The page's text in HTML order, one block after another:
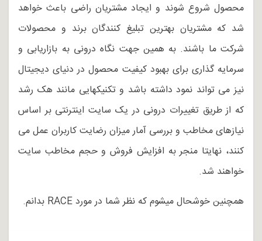
محصول شروع شوند و ایجاد مشتریان راضی باعث خواهد
شد که مشتریان بهترین تبلیغ کنندگان برند و محصولات
شرکت ما باشند. به همین جهت نگاه درونی به بازاریابی و
سرمایه گذاری برای بهبود کیفیت محصول در دنیای دیجیتال
نیز می تواند نمود داشته باشد و تکنیکهایی مانند هک رشد
که از طریق تغییرات درونی در یک سایت اینترنتی بر اساس
نیازهای مخاطب و بررسی آمار میزان رضایت کاربران عمل می
کنند، نهایتا منجر به افزایش فروش و حجم مخاطب سایت
خواهند شد.
همچنین خوشحال میشوم که نظر شما در مورد RACE بدانم.